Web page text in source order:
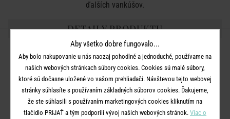
ďalších vankúšov.
DETAILY PRODUKTU
Rozmery:
priemer 35 cm
Materiál:100% polyester
Nie je možné prať. Nie je možné bieliť. Nesušiť v sušičke. Nie je
možné žehliť. Chemické čistenie nie je možné.
Aby všetko dobre fungovalo...
Aby bolo nakupovanie u nás naozaj pohodlné a jednoduché, používame na
našich webových stránkach súbory cookies. Cookies sú malé súbory,
ktoré sú dočasne uložené vo vašom prehliadači. Návštevou tejto webovej
stránky súhlasíte s používaním základných súborov cookies. Ďakujeme,
že ste súhlasili s používaním marketingových cookies kliknutím na
tlačidlo PRIJAŤ a tým podporili vývoj našich webových stránok. Viac o